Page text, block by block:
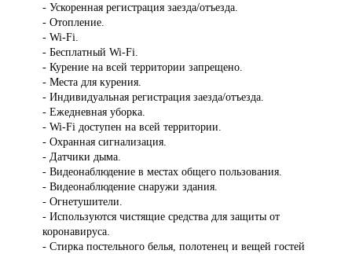
- Ускоренная регистрация заезда/отъезда.
- Отопление.
- Wi-Fi.
- Бесплатный Wi-Fi.
- Курение на всей территории запрещено.
- Места для курения.
- Индивидуальная регистрация заезда/отъезда.
- Ежедневная уборка.
- Wi-Fi доступен на всей территории.
- Охранная сигнализация.
- Датчики дыма.
- Видеонаблюдение в местах общего пользования.
- Видеонаблюдение снаружи здания.
- Огнетушители.
- Используются чистящие средства для защиты от
коронавируса.
- Стирка постельного белья, полотенец и вещей гостей